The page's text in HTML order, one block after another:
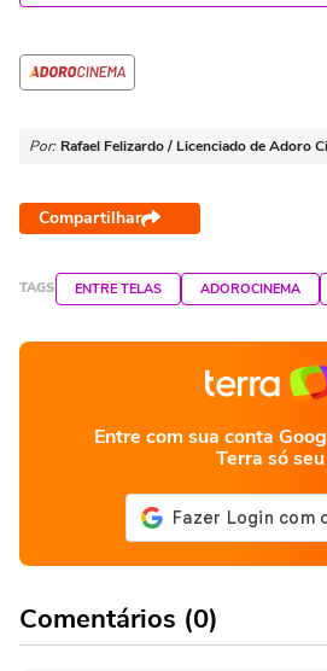
Por: Rafael Felizardo / Licenciado de Adoro
Compartilhar
TAGS ENTRE TELAS ADOROCINEMA
Entre com sua conta
Terra só seu
Comentários (0)